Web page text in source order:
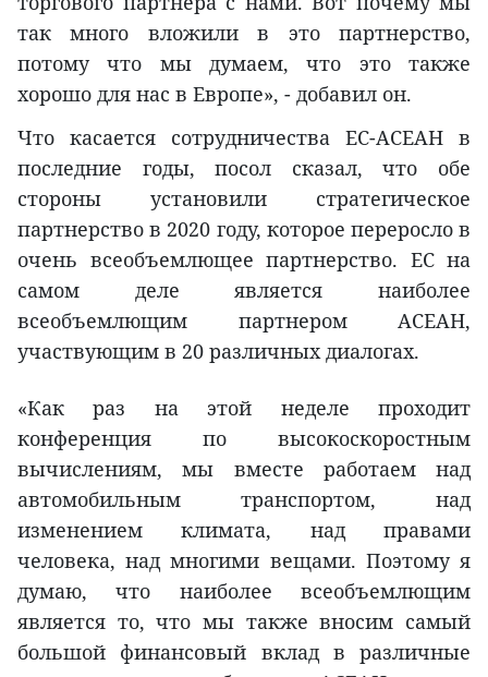
так много вложили в это партнерство,
потому что мы думаем, что это также
хорошо для нас в Европе», - добавил он.
Что касается сотрудничества ЕС-АСЕАН в
последние годы, посол сказал, что обе
стороны установили стратегическое
партнерство в 2020 году, которое переросло в
очень всеобъемлющее партнерство. ЕС на
самом деле является наиболее
всеобъемлющим партнером АСЕАН,
участвующим в 20 различных диалогах.
«Как раз на этой неделе проходит
конференция по высокоскоростным
вычислениям, мы вместе работаем над
автомобильным транспортом, над
изменением климата, над правами
человека, над многими вещами. Поэтому я
думаю, что наиболее всеобъемлющим
является то, что мы также вносим самый
большой финансовый вклад в различные